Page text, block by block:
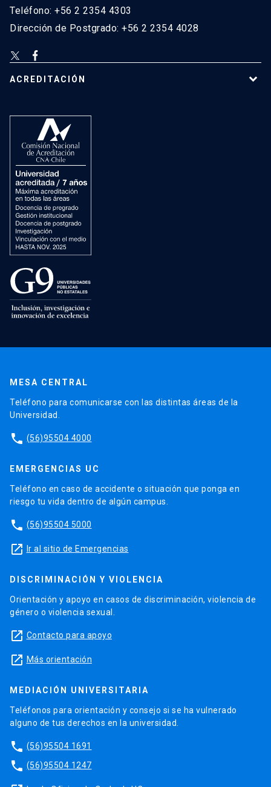
Teléfono: +56 2 2354 4303
Dirección de Postgrado: +56 2 2354 4028
ACREDITACIÓN
MESA CENTRAL
Teléfono para comunicarse con las distintas áreas de la
Universidad.
phone (56)95504 4000
EMERGENCIAS UC
Teléfono en caso de accidente o situación que ponga en
riesgo tu vida dentro de algún campus.
phone (56)95504 5000
launch Ir al sitio de Emergencias
DISCRIMINACIÓN Y VIOLENCIA
Orientación y apoyo en casos de discriminación, violencia de
género o violencia sexual.
launch Contacto para apoyo
launch Más orientación
MEDIACIÓN UNIVERSITARIA
Teléfonos para orientación y consejo si se ha vulnerado
alguno de tus derechos en la universidad.
phone (56)95504 1691
phone (56)95504 1247